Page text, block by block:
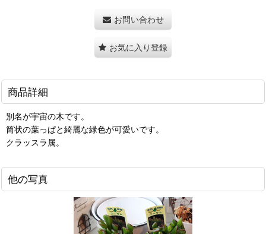
お問い合わせ
お気に入り登録
商品詳細
別名が宇宙の木です。
筒状の葉っぱと綺麗な緑色が可愛いです。
クラッスラ属。
他の写真